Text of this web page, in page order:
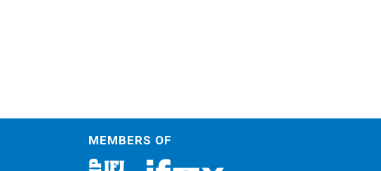
MEMBERS OF